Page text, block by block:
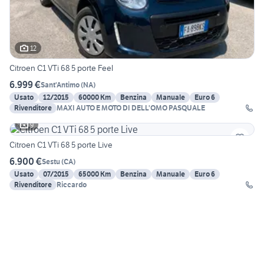
12
Citroen C1 VTi 68 5 porte Feel
6.999 €Sant'Antimo(NA)
Usato
12/2015 60000 Km Benzina Manuale
Euro 6
Rivenditore MAXI AUTO E MOTO DI DELL'OMO PASQUALE
9
Citroen C1 VTi 68 5 porte Live
6.900 €Sestu(CA)
Usato
07/2015 65000 Km Benzina Manuale
Euro 6
Rivenditore Riccardo